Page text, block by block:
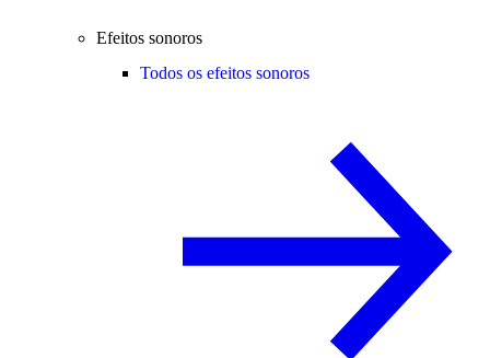
Efeitos sonoros
Todos os efeitos sonoros